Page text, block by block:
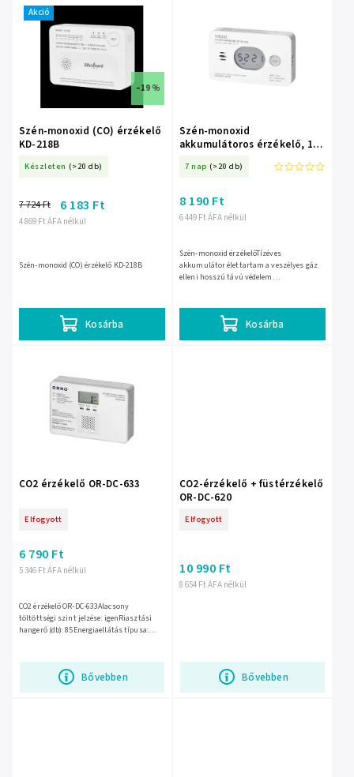
termékek
ABC szerint
Akció
–19 %
Szén-monoxid (CO) érzékelő
KD-218B
Készleten (>20 db)
4 869 Ft ÁFA nélkül
7 724 Ft 6 183 Ft
Kosárba
Szén-monoxid (CO) érzékelő KD-218B
Szén-monoxid
akkumulátoros érzékelő, 10
7 nap (>20 db)
6 449 Ft ÁFA nélkül
8 190 Ft
Kosárba
Szén-monoxid érzékelőTízéves
akkumulátor élettartam a veszélyes gáz
elleni hosszú távú védelem
CO2 érzékelő OR-DC-633
Elfogyott
5 346 Ft ÁFA nélkül
6 790 Ft
Bővebben
CO2 érzékelő OR-DC-633Alacsony
töltöttségi szint jelzése: igenRiasztási
hangerő (db): 85Energiaellátás típusa:
CO2-érzékelő + füstérzékelő
OR-DC-620
Elfogyott
8 654 Ft ÁFA nélkül
10 990 Ft
Bővebben